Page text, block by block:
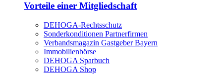
Vorteile einer Mitgliedschaft
DEHOGA-Rechtsschutz
Sonderkonditionen Partnerfirmen
Verbandsmagazin Gastgeber Bayern
Immobilienbörse
DEHOGA Sparbuch
DEHOGA Shop